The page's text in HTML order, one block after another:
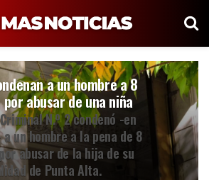
a un hombre a 8
abusar de una niña
N.º 2 condenó -en
un hombre a la pena de 8
abusar de la hija de su
de Punta Alta.